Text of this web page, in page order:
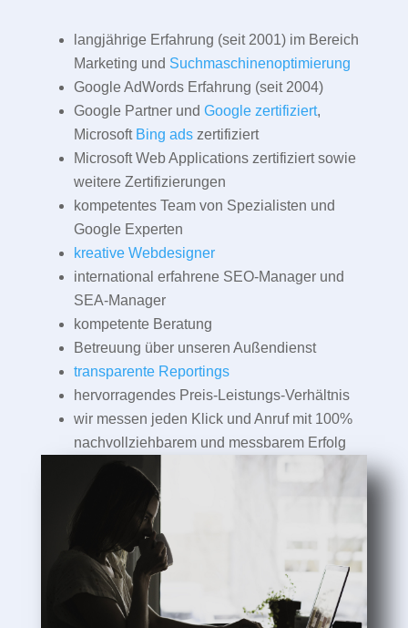
langjährige Erfahrung (seit 2001) im Bereich
Marketing und Suchmaschinenoptimierung
Google AdWords Erfahrung (seit 2004)
Google Partner und Google zertifiziert,
Microsoft Bing adszertifiziert
Microsoft Web Applications zertifiziert sowie
weitere Zertifizierungen
kompetentes Team von Spezialisten und
Google Experten
kreative Webdesigner
international erfahrene SEO-Manager und
SEA-Manager
kompetente Beratung
Betreuung über unseren Außendienst
transparente Reportings
hervorragendes Preis-Leistungs-Verhältnis
wir messen jeden Klick und Anruf mit 100%
nachvollziehbarem und messbarem Erfolg